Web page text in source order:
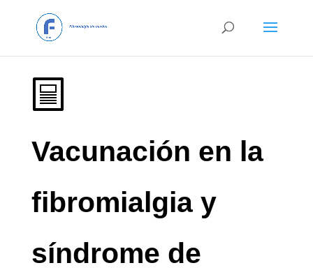
Vacunación en la
fibromialgia y
síndrome de